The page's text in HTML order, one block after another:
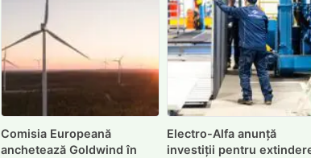
Comisia Europeană
anchetează Goldwind în
Electro-Alfa anunță
investiții pentru